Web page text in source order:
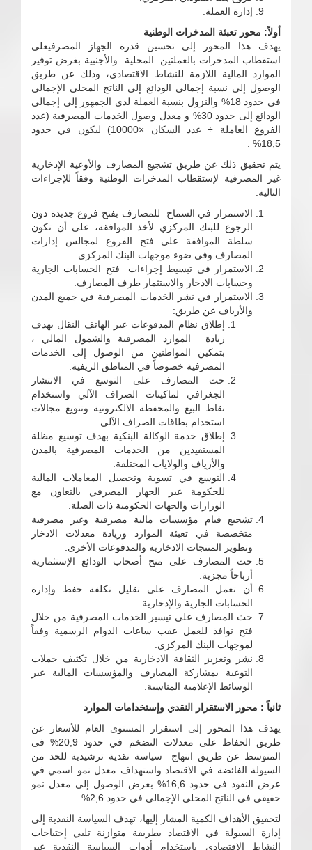
إدارة العملة.
أولاً: محور تعبئة المدخرات الوطنية
يهدف هذا المحور إلى تحسين قدرة الجهاز المصرفيعلى
استقطاب المدخرات بالعملتين المحلية والأجنبية بغرض توفير
الموارد المالية اللازمة للنشاط الاقتصادي، وذلك عن طريق
الوصول إلى نسبة إجمالي الودائع إلى الناتج المحلي الإجمالي
في حدود 18% والنزول بنسبة العملة لدى الجمهور إلى إجمالي
الودائع إلى حدود 30% و معدل وصول الخدمات المصرفية (عدد
الفروع العاملة ÷ عدد السكان ×10000) ليكون في حدود
18,5% .
يتم تحقيق ذلك عن طريق تشجيع المصارف والأوعية الإدخارية
غير المصرفية لإستقطاب المدخرات الوطنية وفقاً للإجراءات
التالية:
الاستمرار في السماح للمصارف بفتح فروع جديدة دون
الرجوع للبنك المركزي لأخذ الموافقة، على أن تكون
سلطة الموافقة على فتح الفروع لمجالس إدارات
المصارف وفي ضوء موجهات البنك المركزي .
الاستمرار في تبسيط إجراءات فتح الحسابات الجارية
وحسابات الادخار والاستثمار طرف المصارف.
الاستمرار في نشر الخدمات المصرفية في جميع المدن
والأرياف عن طريق:
إطلاق نظام المدفوعات عبر الهاتف النقال بهدف
زيادة الموارد المصرفية والشمول المالي ،
بتمكين المواطنين من الوصول إلى الخدمات
المصرفية خصوصاً في المناطق الريفية.
حث المصارف على التوسع في الانتشار
الجغرافي لماكينات الصراف الآلي واستخدام
نقاط البيع والمحفظة الالكترونية وتنويع مجالات
استخدام بطاقات الصراف الآلي.
إطلاق خدمة الوكالة البنكية بهدف توسيع مظلة
المستفيدين من الخدمات المصرفية بالمدن
والأرياف والولايات المختلفة.
التوسع في تسوية وتحصيل المعاملات المالية
للحكومة عبر الجهاز المصرفي بالتعاون مع
الوزارات والجهات الحكومية ذات الصلة.
تشجيع قيام مؤسسات مالية مصرفية وغير مصرفية
متخصصة في تعبئة الموارد وزيادة معدلات الادخار
وتطوير المنتجات الادخارية والمدفوعات الأخرى.
حث المصارف على منح أصحاب الودائع الإستثمارية
أرباحاً مجزية.
أن تعمل المصارف على تقليل تكلفة حفظ وإدارة
الحسابات الجارية والإدخارية.
حث المصارف على تيسير الخدمات المصرفية من خلال
فتح نوافذ للعمل عقب ساعات الدوام الرسمية وفقاً
لموجهات البنك المركزي.
نشر وتعزيز الثقافة الادخارية من خلال تكثيف حملات
التوعية بمشاركة المصارف والمؤسسات المالية عبر
الوسائط الإعلامية المناسبة.
ثانياً : محور الاستقرار النقدي وإستخدامات الموارد
يهدف هذا المحور إلى استقرار المستوى العام للأسعار عن
طريق الحفاظ على معدلات التضخم في حدود 20,9% فى
المتوسط عن طريق انتهاج سياسة نقدية ترشيدية للحد من
السيولة الفائضة في الاقتصاد واستهداف معدل نمو اسمي في
عرض النقود في حدود 16,6% بغرض الوصول إلى معدل نمو
حقيقي في الناتج المحلي الإجمالي في حدود 2,6%.
لتحقيق الأهداف الكمية المشار إليها، تهدف السياسة النقدية إلى
إدارة السيولة في الاقتصاد بطريقة متوازنة تلبي إحتياجات
النشاط الاقتصادي باستخدام أدوات السياسة النقدية غير